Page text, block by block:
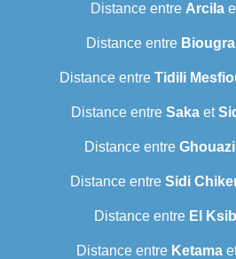
Distance entre Arcila
Distance entre Biougra
Distance entre Tidili
Distance entre Saka et
Distance entre Ghouazi
Distance entre Sidi
Distance entre El
Distance entre Ketama